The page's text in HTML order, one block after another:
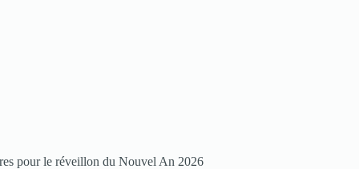
pour le réveillon du Nouvel An 2026